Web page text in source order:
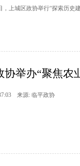
，上城区政协举行“探索历史
协举办“聚焦农
来源: 临平政协